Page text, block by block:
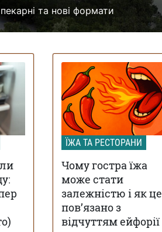
та нові формати
ЇЖА ТА РЕСТОРАНИ
Чому гостра їжа
може стати
залежністю і як це
пов’язано з
відчуттям ейфорії